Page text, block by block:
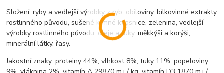
Složení: ryby a vedlejší výrobky z ryb, obiloviny, bílkovinné extrakty
rostlinného původu, sušené krmné kvasnice, zelenina, vedlejší
výrobky rostlinného původu, oleje a tuky, měkkýši a korýši,
minerální látky, řasy.
Jakostní znaky: proteiny 44%, vlhkost 8%, tuky 11%, popeloviny